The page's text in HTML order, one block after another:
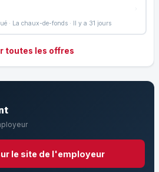
· La chaux-de-fonds · Il y a 31 jours
toutes les offres
le site de l'employeur